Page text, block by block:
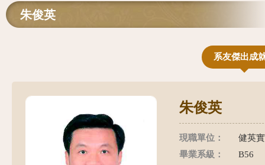
朱俊英
系友傑出成
朱俊英
現職單位：
健英
畢業系級：
B56